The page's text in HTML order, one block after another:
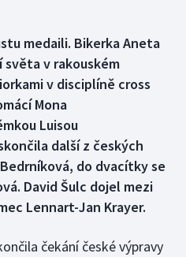
medaili. Bikerka Aneta
v rakouském
v disciplíně cross
Mona
Luisou
další z českých
do dvacítky se
David Šulc dojel mezi
Lennart-Jan Krayer.
čekání české výpravy